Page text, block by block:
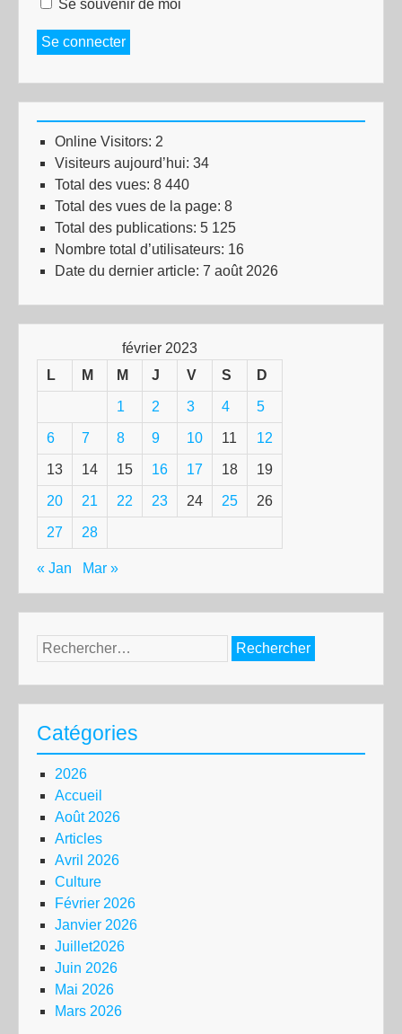
Se souvenir de moi
Se connecter
Online Visitors: 2
Visiteurs aujourd’hui: 34
Total des vues: 8 440
Total des vues de la page: 8
Total des publications: 5 125
Nombre total d’utilisateurs: 16
Date du dernier article: 7 août 2026
février 2023
L
M M J V S D
1 2 3 4 5
6 7 8 9 10 11 12
13 14 15 16 17 18 19
20 21 22 23 24 25 26
27 28
« Jan Mar »
Rechercher :
Catégories
2026
Accueil
Août 2026
Articles
Avril 2026
Culture
Février 2026
Janvier 2026
Juillet2026
Juin 2026
Mai 2026
Mars 2026